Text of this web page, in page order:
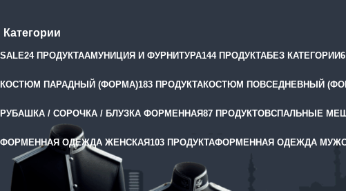
Категории
SALE24 ПРОДУКТААМУНИЦИЯ И ФУРНИТУРА144 ПРОДУКТАБЕЗ КАТЕГОРИИ
КОСТЮМ ПАРАДНЫЙ (ФОРМА)183 ПРОДУКТАКОСТЮМ ПОВСЕДНЕВНЫЙ
РУБАШКА / СОРОЧКА / БЛУЗКА ФОРМЕННАЯ87 ПРОДУКТОВСПАЛЬНЫЕ
ФОРМЕННАЯ ОДЕЖДА ЖЕНСКАЯ103 ПРОДУКТАФОРМЕННАЯ ОДЕЖДА
Filter by price